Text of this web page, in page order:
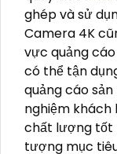
ghép và sử
Camera 4K
vực quảng
có thể tận
quảng cáo
nghiệm khách
chất lượng tốt
tượng mục